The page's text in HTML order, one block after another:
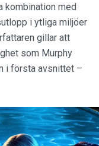
kombination med
i ytliga miljöer
gillar att
som Murphy
i första avsnittet –